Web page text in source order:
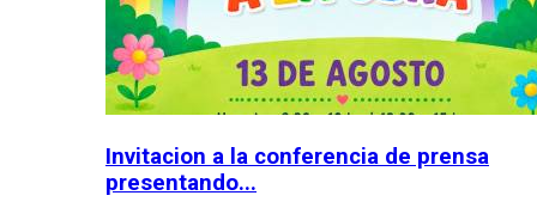
Invitacion a la conferencia de prensa
presentando...